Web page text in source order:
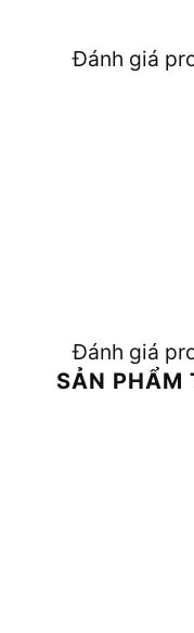
Đánh giá
Đánh giá
SẢN PHẨM